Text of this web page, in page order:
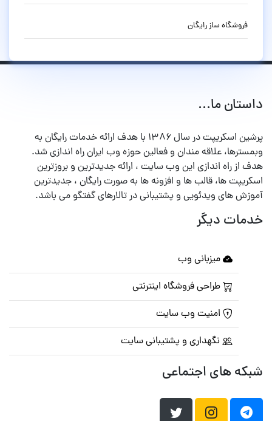
فروشگاه ساز رایگان
داستان ما...
پرشین اسکریپت در سال ۱۳۸۶ با هدف ارائه خدمات رایگان به
وبمسترها، علاقه مندان و فعالین حوزه وب ایران راه اندازی شد.
هدف از راه اندازی این وب سایت ، ارائه جدیدترین و بروزترین
اسکریپت ها، قالب ها و افزونه ها به صورت رایگان ، جدیدترین
آموزش های ویدئویی و پشتیبانی در تالارهای گفتگو می باشد.
خدمات دیگر
میزبانی وب
طراحی فروشگاه اینترنتی
امنیت وب سایت
نگهداری و پشتیبانی سایت
شبکه های اجتماعی